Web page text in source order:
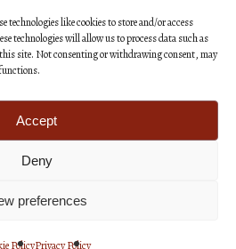
technologies like cookies to store and/or access
technologies will allow us to process data such as
site. Not consenting or withdrawing consent, may
Accept
Deny
preferences
PolicyPrivacy Policy
Site as you GO: Falcon από